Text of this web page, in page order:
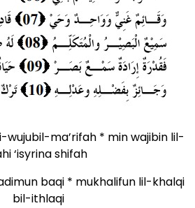
wujubil-ma’rifah * min wajibin lil-
‘isyrina shifah
baqi * mukhalifun lil-khalqi
bil-ithlaqi